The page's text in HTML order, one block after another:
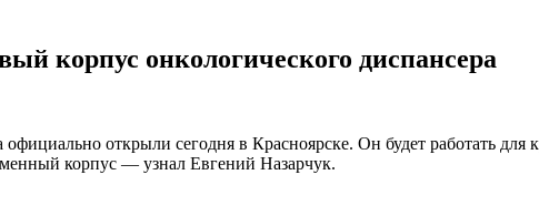
корпус онкологического диспансера
открыли сегодня в Красноярске. Он будет работать
корпус — узнал Евгений Назарчук.